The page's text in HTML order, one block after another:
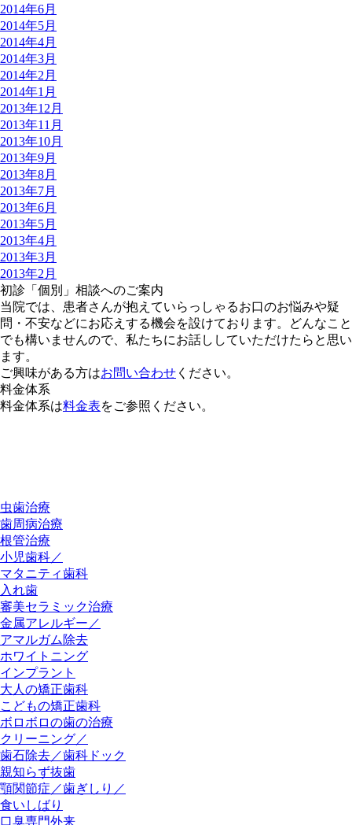
2014年6月
2014年5月
2014年4月
2014年3月
2014年2月
2014年1月
2013年12月
2013年11月
2013年10月
2013年9月
2013年8月
2013年7月
2013年6月
2013年5月
2013年4月
2013年3月
2013年2月
初診「個別」相談へのご案内
当院では、患者さんが抱えていらっしゃるお口のお悩みや疑
問・不安などにお応えする機会を設けております。どんなこと
でも構いませんので、私たちにお話ししていただけたらと思い
ます。
ご興味がある方はお問い合わせ ください。
料金体系
料金体系は料金表をご参照ください。
虫歯治療
歯周病治療
根管治療
小児歯科／
マタニティ歯科
入れ歯
審美セラミック治療
金属アレルギー／
アマルガム除去
ホワイトニング
インプラント
大人の矯正歯科
こどもの矯正歯科
ボロボロの歯の治療
クリーニング／
歯石除去／歯科ドック
親知らず抜歯
顎関節症／歯ぎしり／
食いしばり
口臭専門外来